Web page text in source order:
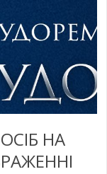
НА